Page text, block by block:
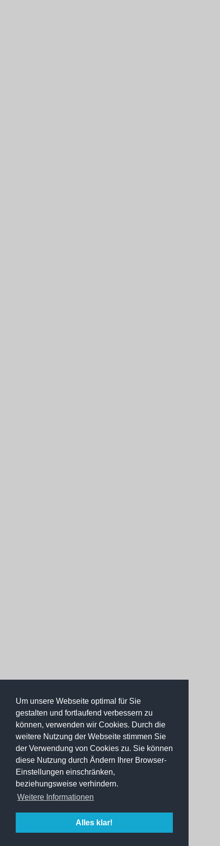
Um unsere Webseite optimal für Sie
gestalten und fortlaufend verbessern zu
können, verwenden wir Cookies. Durch die
weitere Nutzung der Webseite stimmen Sie
der Verwendung von Cookies zu. Sie können
diese Nutzung durch Ändern Ihrer Browser-
Einstellungen einschränken,
beziehungsweise verhindern.
Weitere Informationen
Alles klar!